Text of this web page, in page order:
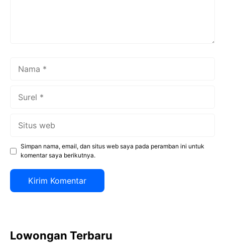
Simpan nama, email, dan situs web saya pada peramban ini untuk
komentar saya berikutnya.
Lowongan Terbaru